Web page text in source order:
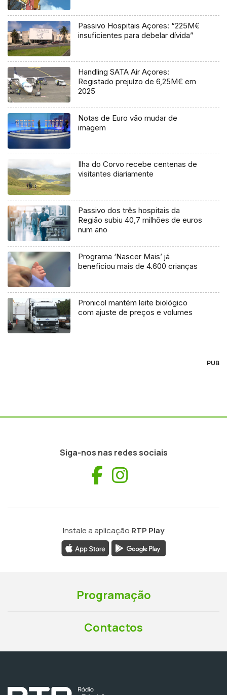
Passivo Hospitais Açores: “225M€
insuficientes para debelar dívida”
Handling SATA Air Açores:
Registado prejuízo de 6,25M€ em
2025
Notas de Euro vão mudar de
imagem
Ilha do Corvo recebe centenas de
visitantes diariamente
Passivo dos três hospitais da
Região subiu 40,7 milhões de euros
num ano
Programa ‘Nascer Mais’ já
beneficiou mais de 4.600 crianças
Pronicol mantém leite biológico
com ajuste de preços e volumes
PUB
Siga-nos nas redes sociais
Facebook
Instale a aplicação RTP Play
Programação
Contactos